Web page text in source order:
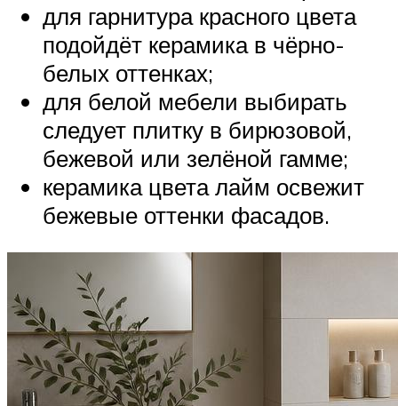
для гарнитура красного цвета
подойдёт керамика в чёрно-
белых оттенках;
для белой мебели выбирать
следует плитку в бирюзовой,
бежевой или зелёной гамме;
керамика цвета лайм освежит
бежевые оттенки фасадов.